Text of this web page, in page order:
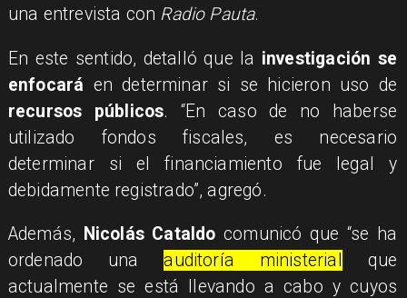
una entrevista con Radio Pauta.
En este sentido, detalló que la investigación se
enfocará en determinar si se hicieron uso de
recursos públicos. “En caso de no haberse
utilizado fondos fiscales, es necesario
determinar si el financiamiento fue legal y
debidamente registrado”, agregó.
Además, Nicolás Cataldo comunicó que “se ha
ordenado unaauditoría ministerial
que
actualmente se está llevando a cabo y cuyos